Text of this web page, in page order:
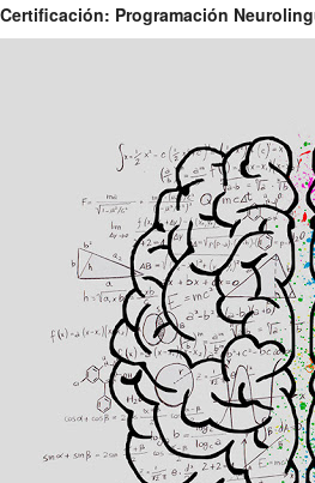
Certificación: Programación